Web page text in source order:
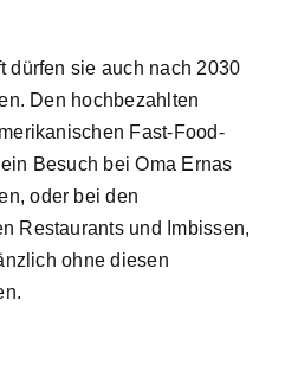
dürfen sie auch nach 2030
Den hochbezahlten
Fast-Food-
Besuch bei Oma Ernas
oder bei den
Restaurants und Imbissen,
ohne diesen